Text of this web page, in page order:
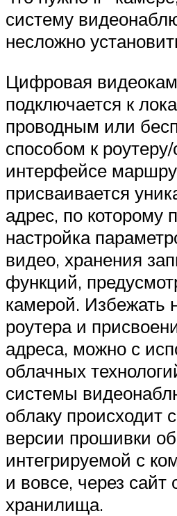
систему
несложно
Цифровая
подключается к
проводным или
способом к
интерфейсе
присваивается
адрес, по которому
настройка
видео, хранения
функций,
камерой. Избежать
роутера и
адреса, можно с
облачных
системы
облаку происходит
версии прошивки
интегрируемой с
и вовсе, через сайт
хранилища.